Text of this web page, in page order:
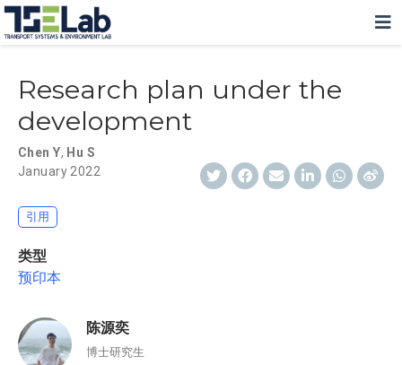
Research plan under the
development
Chen Y, Hu S
January 2022
引用
类型
预印本
陈源奕
博士研究生